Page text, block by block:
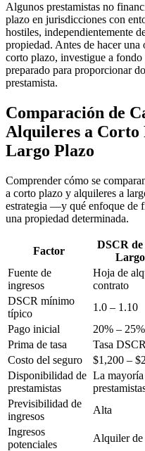
Algunos prestamistas no
plazo en jurisdicciones con
hostiles, independientemente
propiedad. Antes de hacer
corto plazo, investigue a
preparado para proporcionar
prestamista.
Comparación de
Alquileres a Corto
Largo Plazo
Comprender cómo se
a corto plazo y alquileres a
estrategia —y qué enfoque de
una propiedad determinada.
Factor
DSCR
Fuente de
ingresos
Hoja de
contrato
DSCR mínimo
típico
1.0 – 1.10
Pago inicial
20% – 25%
Prima de tasa
Tasa
Costo del seguro
$1,200 –
Disponibilidad de
prestamistas
La
Previsibilidad de
ingresos
Alta
Ingresos
potenciales
Alquiler de